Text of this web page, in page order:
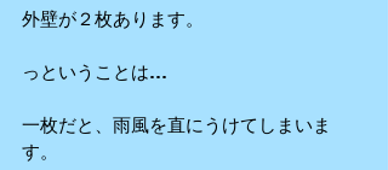
外壁が２枚あります。
っということは…
一枚だと、雨風を直にうけてしまいま
す。